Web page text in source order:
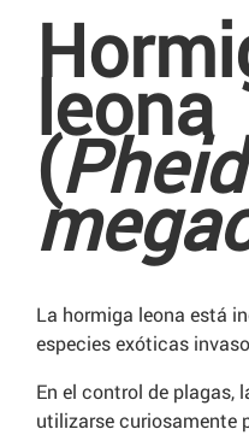
leona
(
La hormiga leona está
especies exóticas
En el control de plagas,
utilizarse curiosamente